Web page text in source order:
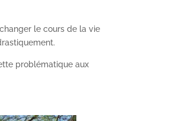
le cours de la vie
problématique aux